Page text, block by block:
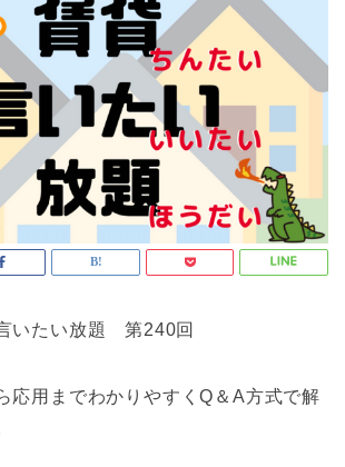
いたい放題 第240回
応用までわかりやすくQ＆A方式で解